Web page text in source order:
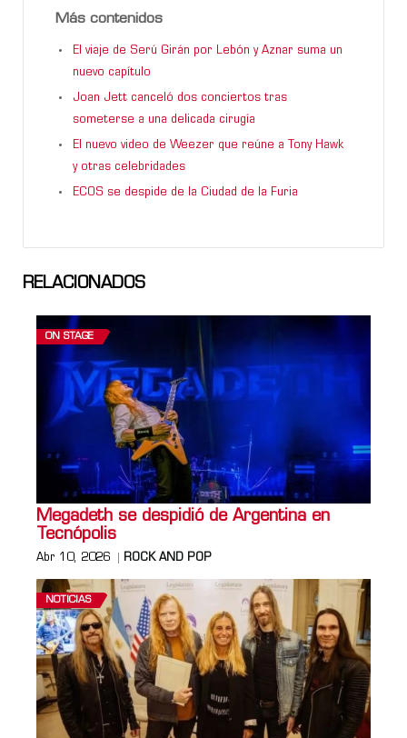
Más contenidos
El viaje de Serú Girán por Lebón y Aznar suma un
nuevo capítulo
Joan Jett canceló dos conciertos tras
someterse a una delicada cirugía
El nuevo video de Weezer que reúne a Tony Hawk
y otras celebridades
ECOS se despide de la Ciudad de la Furia
RELACIONADOS
ON STAGE
Megadeth se despidió de Argentina en
Tecnópolis
Abr 10, 2026 ROCK AND POP
NOTICIAS